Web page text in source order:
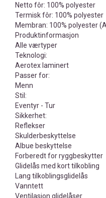
Netto fôr: 100% polyester
Termisk fôr: 100% polyester
Membran: 100% polyester
Produktinformasjon
Alle værtyper
Teknologi:
Aerotex laminert
Passer for:
Menn
Stil:
Eventyr - Tur
Sikkerhet:
Reflekser
Skulderbeskyttelse
Albue beskyttelse
Forberedt for ryggbeskytter
Glidelås med kort tilkobling
Lang tilkoblingsglidelås
Vanntett
Ventilasjon glidelåser